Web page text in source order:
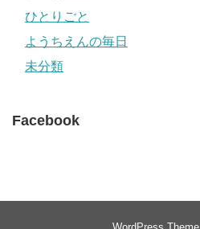
ひとりごと
ようちえんの毎日
未分類
Facebook